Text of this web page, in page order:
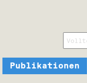
Publikationen